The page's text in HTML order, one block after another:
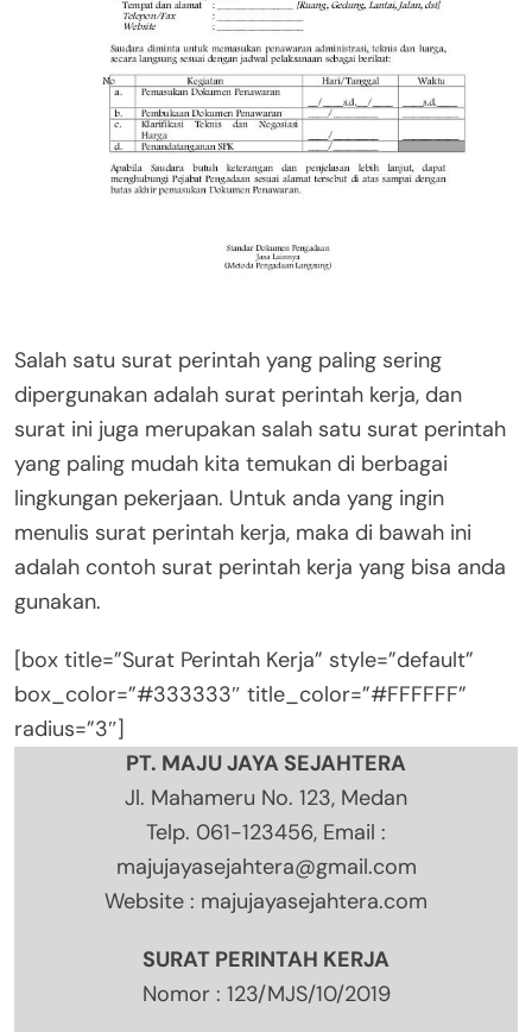
Salah satu surat perintah yang paling sering
dipergunakan adalah surat perintah kerja, dan
surat ini juga merupakan salah satu surat perintah
yang paling mudah kita temukan di berbagai
lingkungan pekerjaan. Untuk anda yang ingin
menulis surat perintah kerja, maka di bawah ini
adalah contoh surat perintah kerja yang bisa anda
gunakan.
[box title=”Surat Perintah Kerja” style=”default”
box_color=”#333333″ title_color=”#FFFFFF”
radius=”3″]
PT. MAJU JAYA SEJAHTERA
Jl. Mahameru No. 123, Medan
Telp. 061-123456, Email :
majujayasejahtera@gmail.com
Website : majujayasejahtera.com
SURAT PERINTAH KERJA
Nomor : 123/MJS/10/2019